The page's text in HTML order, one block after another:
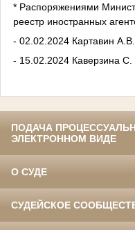
* Распоряжениями
реестр иностранных
- 02.02.2024 Картавин
- 15.02.2024 Каверзина
ПОДАЧА
ЭЛЕКТРОННОМ ВИДЕ
О СУДЕ
СУДЕЙСКОЕ